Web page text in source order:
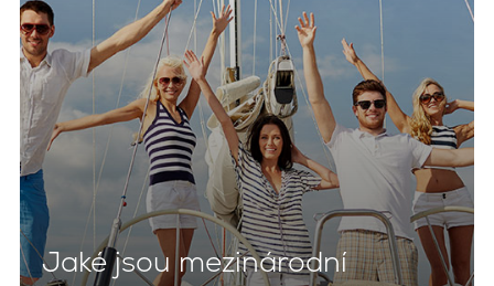
Jaké jsou mezinárodní